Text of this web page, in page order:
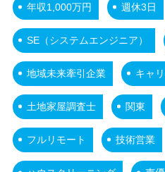
年収1,000万円 週休3日
SE（システムエンジニア）
地域未来牽引企業 キャ
土地家屋調査士 関東
フルリモート 技術営業